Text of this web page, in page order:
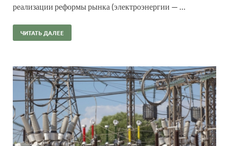
реализации реформы рынка (электроэнергии — …
ЧИТАТЬ ДАЛЕЕ